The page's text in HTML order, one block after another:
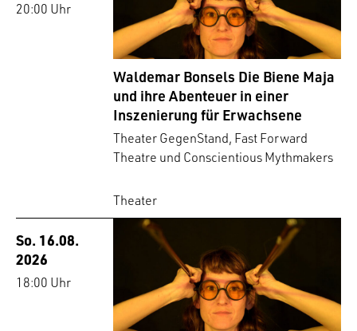
20:00 Uhr
Waldemar Bonsels Die Biene Maja
und ihre Abenteuer in einer
Inszenierung für Erwachsene
Theater GegenStand, Fast Forward
Theatre und Conscientious Mythmakers
Theater
So. 16.08.
2026
18:00 Uhr